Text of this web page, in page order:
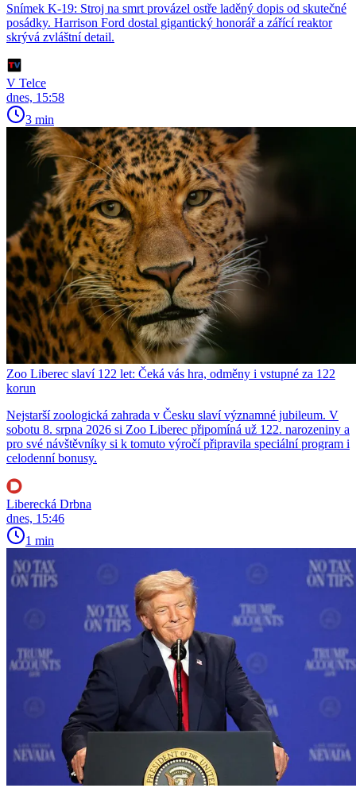
Snímek K-19: Stroj na smrt provázel ostře laděný dopis od skutečné
posádky. Harrison Ford dostal gigantický honorář a zářící reaktor
skrývá zvláštní detail.
V Telce
dnes, 15:58
3 min
Zoo Liberec slaví 122 let: Čeká vás hra, odměny i vstupné za 122
korun
Nejstarší zoologická zahrada v Česku slaví významné jubileum. V
sobotu 8. srpna 2026 si Zoo Liberec připomíná už 122. narozeniny a
pro své návštěvníky si k tomuto výročí připravila speciální program i
celodenní bonusy.
Liberecká Drbna
dnes, 15:46
1 min